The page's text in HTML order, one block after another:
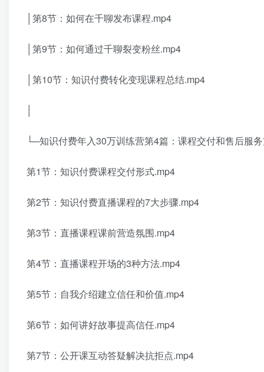
│第8节：如何在千聊发布课程.mp4
│第9节：如何通过千聊裂变粉丝.mp4
│第10节：知识付费转化变现课程总结.mp4
└─知识付费年入30万训练营第4篇：课程交付和售后服
第1节：知识付费课程交付形式.mp4
第2节：知识付费直播课程的7大步骤.mp4
第3节：直播课程课前营造氛围.mp4
第4节：直播课程开场的3种方法.mp4
第5节：自我介绍建立信任和价值.mp4
第6节：如何讲好故事提高信任.mp4
第7节：公开课互动答疑解决抗拒点.mp4